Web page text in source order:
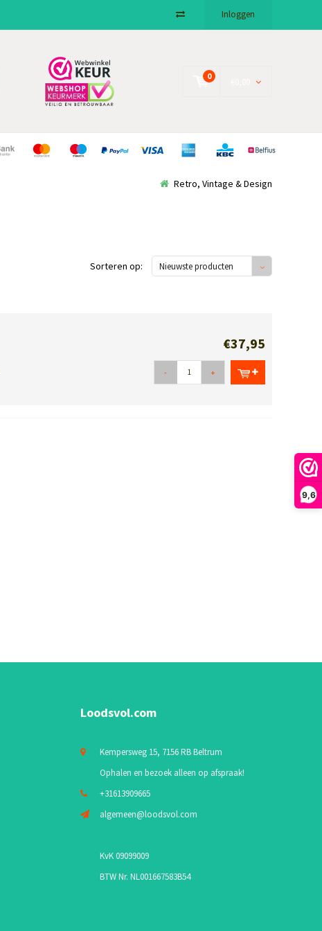
9,6
Inloggen
0
Retro, Vintage & Design
Sorteren op: Nieuwste producten
€37,95
- +
Loodsvol.com
Kempersweg 15, 7156 RB Beltrum
Ophalen en bezoek alleen op afspraak!
+31613909665
algemeen@loodsvol.com
KvK 09099009
BTW Nr. NL001667583B54